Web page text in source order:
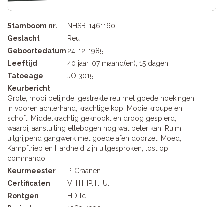
Stamboom nr.
NHSB-1461160
Geslacht
Reu
Geboortedatum 24-12-1985
Leeftijd
40 jaar, 07 maand(en), 15 dagen
Tatoeage
JO 3015
Keurbericht
Grote, mooi belijnde, gestrekte reu met goede hoekingen
in vooren achterhand, krachtige kop. Mooie kroupe en
schoft. Middelkrachtig geknookt en droog gespierd,
waarbij aansluiting ellebogen nog wat beter kan. Ruim
uitgrijpend gangwerk met goede afen doorzet. Moed,
Kampftrieb en Hardheid zijn uitgesproken, lost op
commando.
Keurmeester
P. Craanen
Certificaten
VH.III. IP.III., U.
Rontgen
HD.Tc.